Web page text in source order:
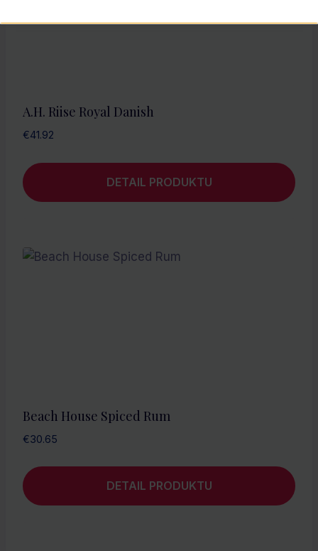
A.H. Riise Royal Danish
€41.92
DETAIL PRODUKTU
Beach House Spiced Rum
€30.65
DETAIL PRODUKTU